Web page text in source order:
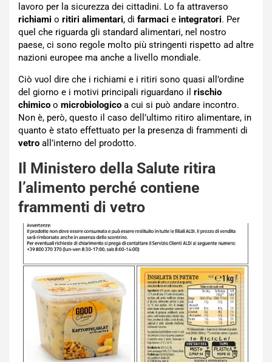
lavoro per la sicurezza dei cittadini. Lo fa attraverso
richiami o ritiri alimentari, di farmaci e integratori. Per
quel che riguarda gli standard alimentari, nel nostro
paese, ci sono regole molto più stringenti rispetto ad altre
nazioni europee ma anche a livello mondiale.
Ciò vuol dire che i richiami e i ritiri sono quasi all’ordine
del giorno e i motivi principali riguardano il rischio
chimico o microbiologico a cui si può andare incontro.
Non è, però, questo il caso dell’ultimo ritiro alimentare, in
quanto è stato effettuato per la presenza di frammenti di
vetro all’interno del prodotto.
Il Ministero della Salute ritira
l’alimento perché contiene
frammenti di vetro